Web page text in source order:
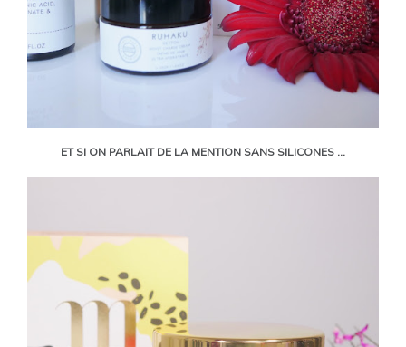
ET SI ON PARLAIT DE LA MENTION SANS SILICONES ...